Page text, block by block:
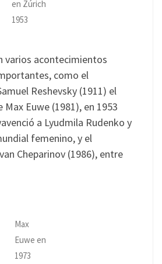
en Zúrich
1953
varios acontecimientos
como el
Reshevsky (1911) el
Euwe (1981), en 1953
a Lyudmila Rudenko y
femenino, y el
Cheparinov (1986), entre
Max
Euwe en
1973